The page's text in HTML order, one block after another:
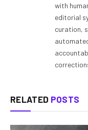
with
editorial
curation,
RELATED POSTS